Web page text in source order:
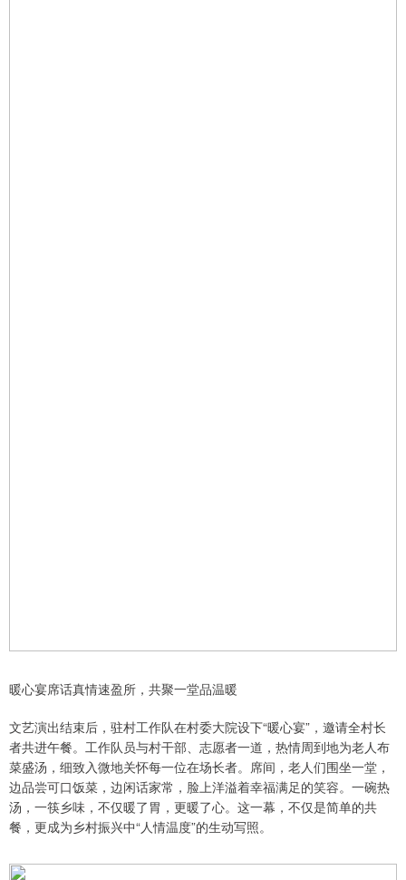
暖心宴席话真情速盈所，共聚一堂品温暖
文艺演出结束后，驻村工作队在村委大院设下“暖心宴”，邀请全村长
者共进午餐。工作队员与村干部、志愿者一道，热情周到地为老人布
菜盛汤，细致入微地关怀每一位在场长者。席间，老人们围坐一堂，
边品尝可口饭菜，边闲话家常，脸上洋溢着幸福满足的笑容。一碗热
汤，一筷乡味，不仅暖了胃，更暖了心。这一幕，不仅是简单的共
餐，更成为乡村振兴中“人情温度”的生动写照。